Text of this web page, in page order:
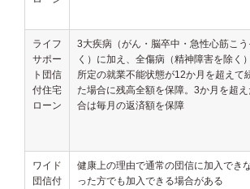
ライフ
サポー
ト団信
付住宅
ローン
3大疾病（がん・脳卒中・急性心筋こう
く）に加え、全傷病（精神障害を除く
所定の就業不能状態が12か月を超えて
た場合に残高全額を保障。3か月を超
合は毎月の返済額を保障
ワイド
団信付
健康上の理由で通常の団信に加入でき
った方でも加入できる場合がある